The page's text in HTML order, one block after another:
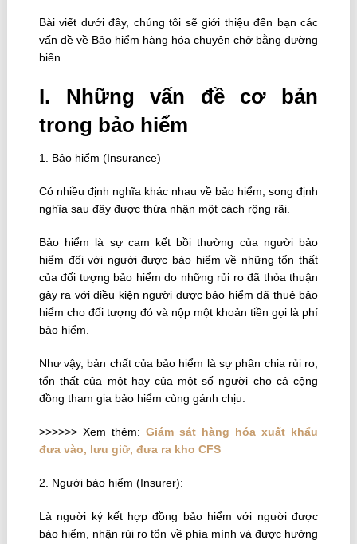
Bài viết dưới đây, chúng tôi sẽ giới thiệu đến bạn các
vấn đề về Bảo hiểm hàng hóa chuyên chở bằng đường
biển.
I. Những vấn đề cơ bản
trong bảo hiểm
1. Bảo hiểm (Insurance)
Có nhiều định nghĩa khác nhau về bảo hiểm, song định
nghĩa sau đây được thừa nhận một cách rộng rãi.
Bảo hiểm là sự cam kết bồi thường của người bảo
hiểm đối với người được bảo hiểm về những tổn thất
của đối tượng bảo hiểm do những rủi ro đã thỏa thuận
gây ra với điều kiện người được bảo hiểm đã thuê bảo
hiểm cho đối tượng đó và nộp một khoản tiền gọi là phí
bảo hiểm.
Như vậy, bản chất của bảo hiểm là sự phân chia rủi ro,
tổn thất của một hay của một số người cho cả cộng
đồng tham gia bảo hiểm cùng gánh chịu.
>>>>>> Xem thêm: Giám sát hàng hóa xuất khẩu
đưa vào, lưu giữ, đưa ra kho CFS
2. Người bảo hiểm (Insurer):
Là người ký kết hợp đồng bảo hiểm với người được
bảo hiểm, nhận rủi ro tổn về phía mình và được hưởng